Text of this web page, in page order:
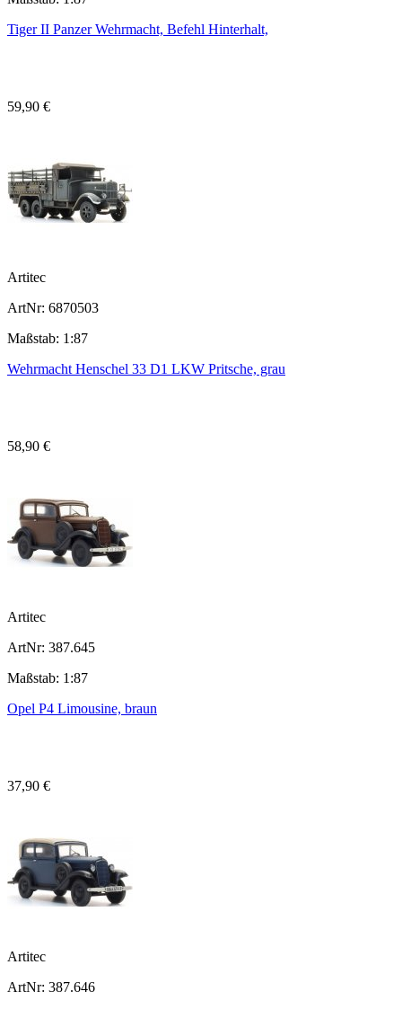
Tiger II Panzer Wehrmacht, Befehl Hinterhalt,
59,90 €
Artitec
ArtNr: 6870503
Maßstab: 1:87
Wehrmacht Henschel 33 D1 LKW Pritsche, grau
58,90 €
Artitec
ArtNr: 387.645
Maßstab: 1:87
Opel P4 Limousine, braun
37,90 €
Artitec
ArtNr: 387.646